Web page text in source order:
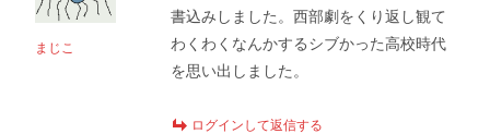
まじこ
書込みしました。西部劇をくり返し観て
わくわくなんかするシブかった高校時代
を思い出しました。
ログインして返信する